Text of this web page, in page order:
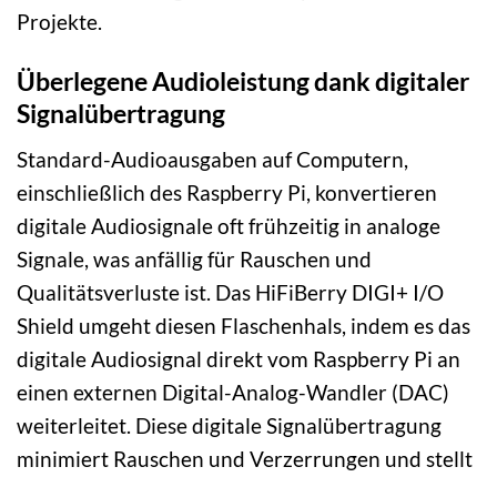
Projekte.
Überlegene Audioleistung dank digitaler
Signalübertragung
Standard-Audioausgaben auf Computern,
einschließlich des Raspberry Pi, konvertieren
digitale Audiosignale oft frühzeitig in analoge
Signale, was anfällig für Rauschen und
Qualitätsverluste ist. Das HiFiBerry DIGI+ I/O
Shield umgeht diesen Flaschenhals, indem es das
digitale Audiosignal direkt vom Raspberry Pi an
einen externen Digital-Analog-Wandler (DAC)
weiterleitet. Diese digitale Signalübertragung
minimiert Rauschen und Verzerrungen und stellt